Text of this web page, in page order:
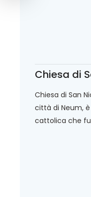
Chiesa di
Chiesa di San
città di Neum,
cattolica che